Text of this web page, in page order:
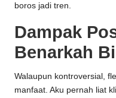
boros jadi tren.
Dampak
Benarkah
Walaupun kontroversial,
manfaat. Aku pernah liat